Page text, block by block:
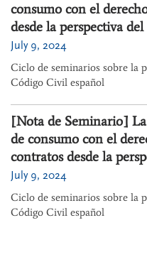
consumo con el
desde la perspectiva
July 9, 2024
Ciclo de seminarios sobre la
Código Civil español
[Nota de Seminario]
de consumo con el
contratos desde la
July 9, 2024
Ciclo de seminarios sobre la
Código Civil español